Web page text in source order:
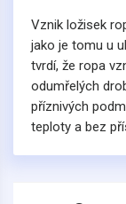
Vznik ložisek
jako je tomu u
tvrdí, že ropa
odumřelých
příznivých
teploty a bez